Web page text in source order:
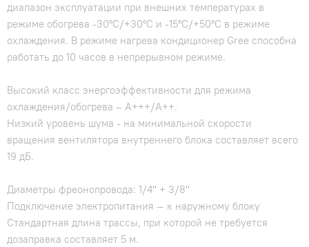
диапазон эксплуатации при внешних температурах в
режиме обогрева -30°C/+30°C и -15°C/+50°C в режиме
охлаждения. В режиме нагрева кондиционер Gree способна
работать до 10 часов в непрерывном режиме.
Высокий класс энергоэффективности для режима
охлаждения/обогрева – A+++/A++.
Низкий уровень шума - на минимальной скорости
вращения вентилятора внутреннего блока составляет всего
19 дБ.
Диаметры фреонопровода: 1/4" + 3/8"
Подключение электропитания — к наружному блоку
Стандартная длина трассы, при которой не требуется
дозаправка составляет 5 м.